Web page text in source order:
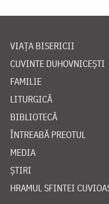
VIAȚA BISERICII
CUVINTE DUHOVNICEȘTI
FAMILIE
LITURGICĂ
BIBLIOTECĂ
ÎNTREABĂ PREOTUL
MEDIA
ȘTIRI
HRAMUL SFINTEI